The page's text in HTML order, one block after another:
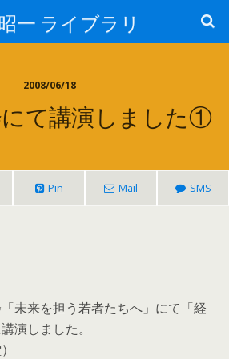
一 ライブラリ
2008/06/18
て講演しました①
Pin Mail SMS
未来を担う若者たちへ」にて「経
演しました。